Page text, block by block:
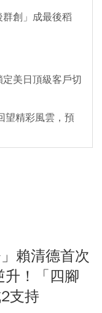
創」成最後稻
美日頂級客戶切
望精彩風雲，預
賴清德首次
升！「四腳
支持